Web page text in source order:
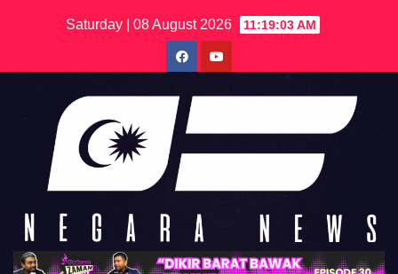
Saturday | 08 August 2026 11:19:03 AM